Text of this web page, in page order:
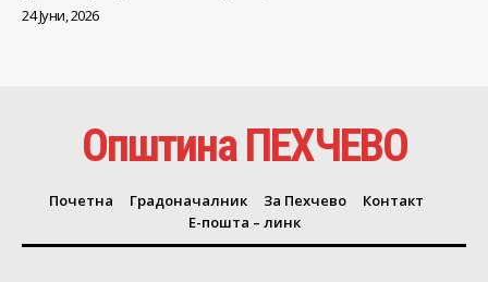
24 Јуни, 2026
Општина ПЕХЧЕВО
Почетна Градоначалник За Пехчево
Контакт
Е-пошта – линк